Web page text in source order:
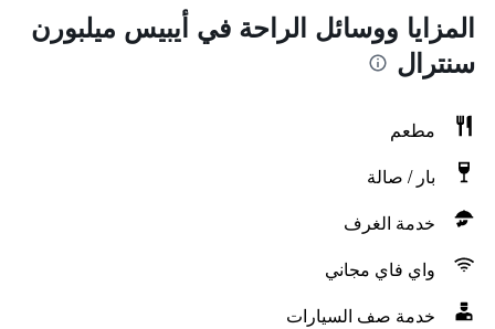
المزايا ووسائل الراحة في أيبيس ميلبورن
سنترال
مطعم
بار / صالة
خدمة الغرف
واي فاي مجاني
خدمة صف السيارات